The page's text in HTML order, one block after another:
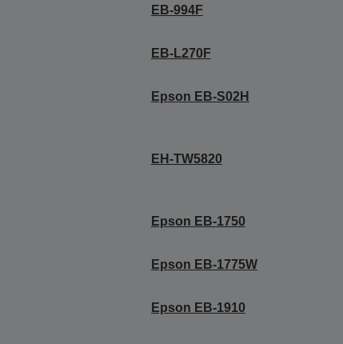
EB-994F
EB-L270F
Epson EB-S02H
EH-TW5820
Epson EB-1750
Epson EB-1775W
Epson EB-1910